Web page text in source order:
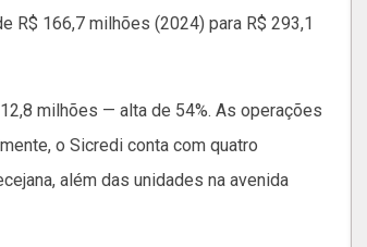
R$ 166,7 milhões (2024) para R$ 293,1
milhões — alta de 54%. As operações
o Sicredi conta com quatro
além das unidades na avenida